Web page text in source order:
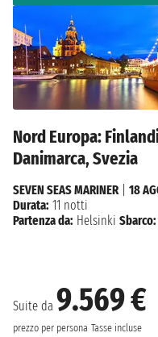
Nord Europa:
Danimarca, Svezia
Suite da 9.569 €
prezzo per persona Tasse incluse
SEVEN SEAS MARINER| 18
Durata: 11 notti
Partenza da: Helsinki Sbarco: